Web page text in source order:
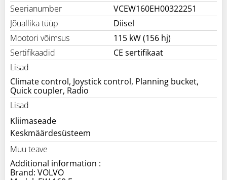
Seerianumber
VCEW160EH00322251
Jõuallika tüüp
Diisel
Mootori võimsus
115 kW (156 hj)
Sertifikaadid
CE sertifikaat
Lisad
Climate control, Joystick control, Planning bucket,
Quick coupler, Radio
Lisad
Kliimaseade
Keskmäärdesüsteem
Muu teave
Additional information :
Brand: VOLVO